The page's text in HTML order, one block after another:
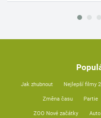
Jak zhubnout Nejlepší filmy
Změna času Partie
ZOO Nové začátky